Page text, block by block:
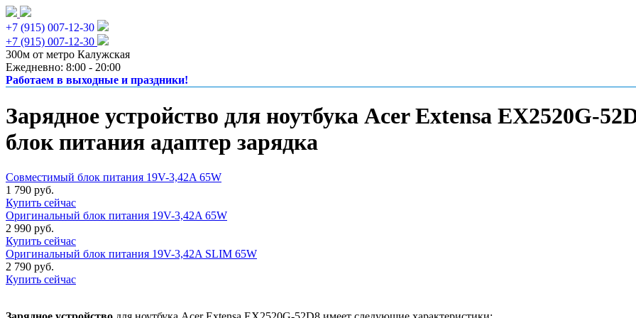
+7 (915) 007-12-30
+7 (915) 007-12-30
300м от метро Калужская
Ежедневно: 8:00 - 20:00
Работаем в выходные и праздники!
Зарядное устройство для ноутбука Acer Extensa EX2520G-
блок питания адаптер зарядка
Совместимый блок питания 19V-3,42A 65W
1 790 руб.
Купить сейчас
Оригинальный блок питания 19V-3,42A 65W
2 990 руб.
Купить сейчас
Оригинальный блок питания 19V-3,42A SLIM 65W
2 790 руб.
Купить сейчас